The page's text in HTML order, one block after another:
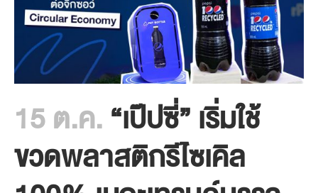
15 ต.ค. “เป๊ปซี่” เริ่มใช้
ขวดพลาสติกรีไซเคิล